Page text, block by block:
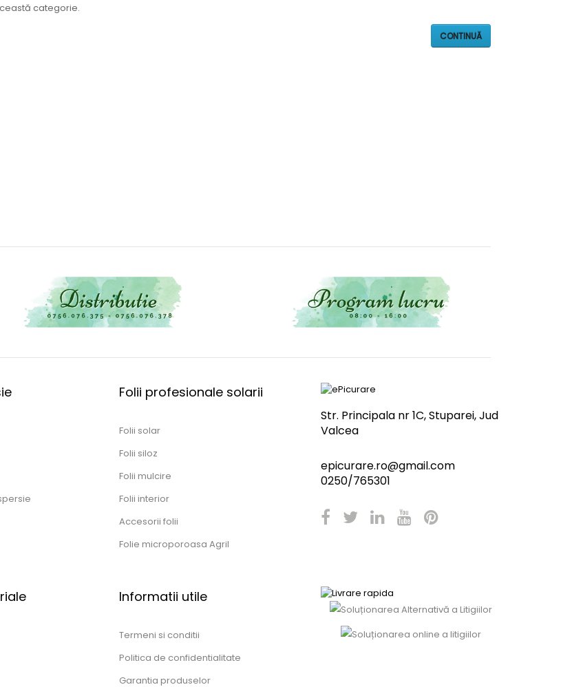
categorie.
CONTINUĂ
Folii profesionale solarii
Folii solar
Folii siloz
Folii mulcire
Folii interior
Accesorii folii
Folie microporoasa Agril
Str. Principala nr 1C, Stuparei, Jud
Valcea
epicurare.ro@gmail.com
0250/765301
Informatii utile
Termeni si conditii
Politica de confidentialitate
Garantia produselor